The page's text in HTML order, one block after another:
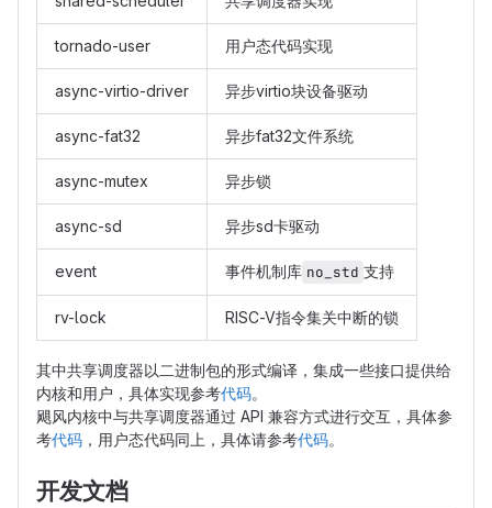
tornado-user 用户态代码实现
async-virtio-driver 异步virtio块设备驱动
async-fat32 异步fat32文件系统
async-mutex 异步锁
async-sd 异步sd卡驱动
event 事件机制库 no_std 支持
rv-lock RISC-V指令集关中断的锁
其中共享调度器以二进制包的形式编译，集成一些接口提供给
内核和用户，具体实现参考代码。
飓风内核中与共享调度器通过 API 兼容方式进行交互，具体参
考代码 ，用户态代码同上，具体请参考代码。
开发文档